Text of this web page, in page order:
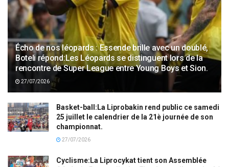
Écho de nos léopards : Essende brille avec un doublé,
Boteli répond:Les Léopards se distinguent lors de la
rencontre de Super League entre Young Boys et Sion.
27/07/2026
Basket-ball:La Liprobakin rend public ce samedi
25 juillet le calendrier de la 21è journée de son
championnat.
27/07/2026
Cyclisme:La Liprocykat tient son Assemblée